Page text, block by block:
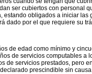
ser cubiertos con personal
estando obligados a iniciar
dado por el que requiere su
de edad como mínimo y
de servicios computables a
de servicios prestados, pero
prescindible sin